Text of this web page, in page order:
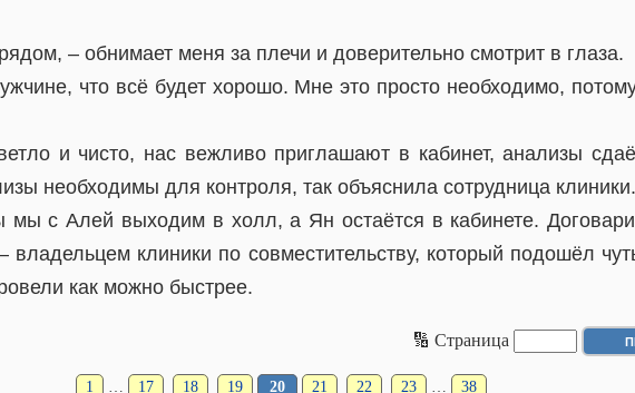
– обнимает меня за плечи и доверительно смотрит в глаза.
что всё будет хорошо. Мне это просто необходимо,
и чисто, нас вежливо приглашают в кабинет, анализы
необходимы для контроля, так объяснила сотрудница клиники.
мы с Алей выходим в холл, а Ян остаётся в кабинете.
владельцем клиники по совместительству, который подошёл
как можно быстрее.
🔢 Страница
1 … 17 18 19 20 21 22 23 … 38